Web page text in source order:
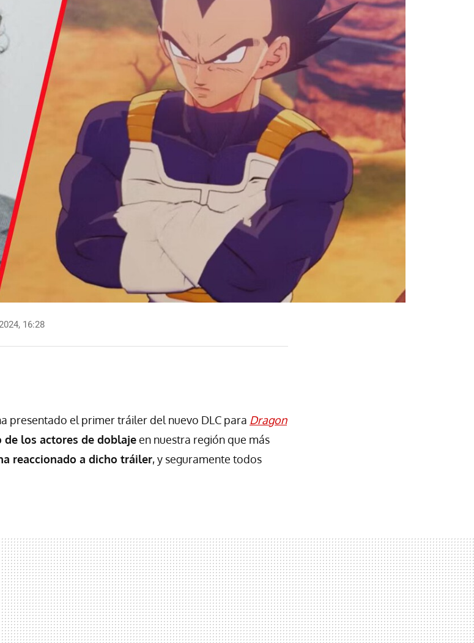
16:28
presentado el primer tráiler del nuevo DLC para Dragon
de los actores de doblajeen nuestra región que más
reaccionado a dicho tráiler, y seguramente todos